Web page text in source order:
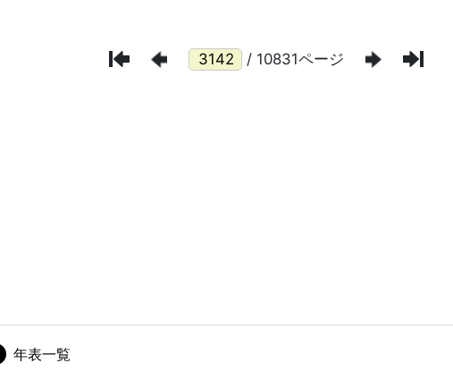
/ 10831ページ
年表一覧